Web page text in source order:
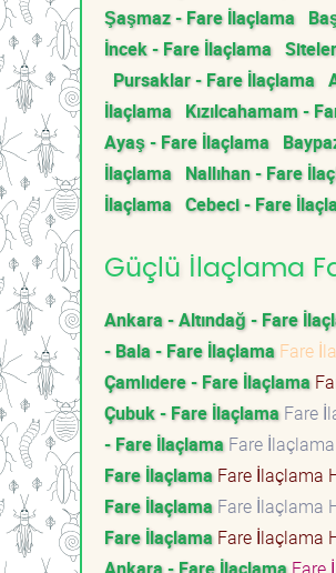
Şaşmaz - Fare İlaçlama
İncek - Fare İlaçlama
Pursaklar - Fare İlaçlama
İlaçlama Kızılcahamam -
Ayaş - Fare İlaçlama
İlaçlama Nallıhan - Fare
İlaçlama Cebeci - Fare
Güçlü İlaçlama
Ankara - Altındağ - Fare
- Bala - Fare İlaçlama Fare
Çamlıdere - Fare İlaçlama
Çubuk - Fare İlaçlama Fare
- Fare İlaçlama Fare
Fare İlaçlama Fare İlaçlama
Fare İlaçlama Fare İlaçlama
Fare İlaçlama Fare İlaçlama